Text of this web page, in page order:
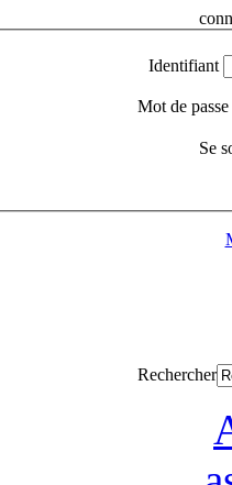
Identifiant
Mot de passe
Se
Rechercher